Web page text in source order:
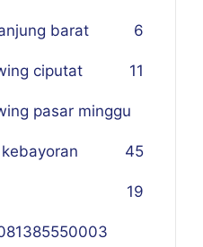
barat 6
ciputat 11
pasar minggu
45
19